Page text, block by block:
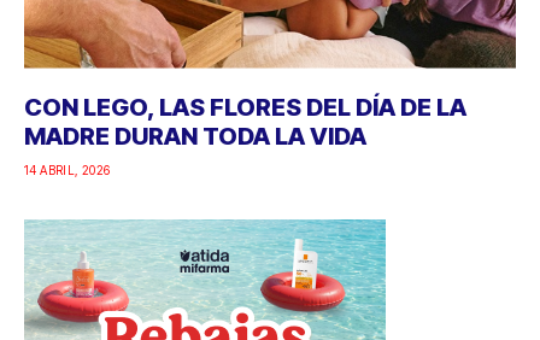
CON LEGO, LAS FLORES DEL DÍA DE LA
MADRE DURAN TODA LA VIDA
14 ABRIL, 2026